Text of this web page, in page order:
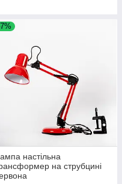
настільна
на струбцині